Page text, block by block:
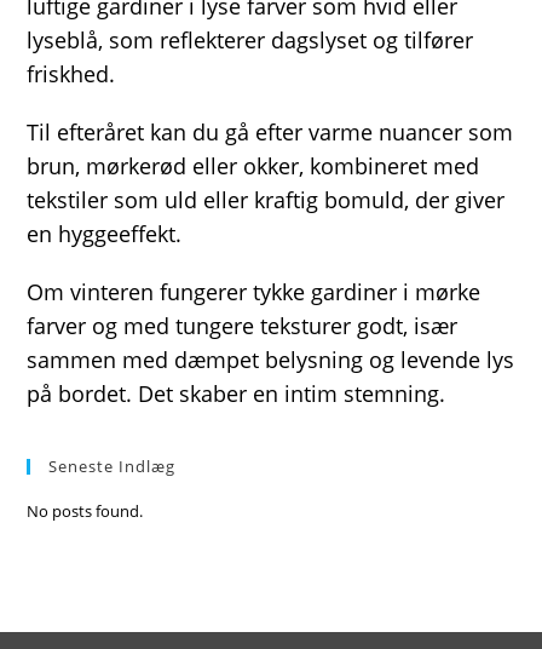
luftige gardiner i lyse farver som hvid eller
lyseblå, som reflekterer dagslyset og tilfører
friskhed.
Til efteråret kan du gå efter varme nuancer som
brun, mørkerød eller okker, kombineret med
tekstiler som uld eller kraftig bomuld, der giver
en hyggeeffekt.
Om vinteren fungerer tykke gardiner i mørke
farver og med tungere teksturer godt, især
sammen med dæmpet belysning og levende lys
på bordet. Det skaber en intim stemning.
Seneste Indlæg
No posts found.